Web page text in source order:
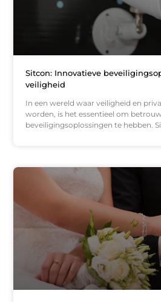
Sitcon: Innovatieve
veiligheid
In een wereld waar veiligheid en
worden, is het essentieel om
beveiligingsoplossingen te hebben.